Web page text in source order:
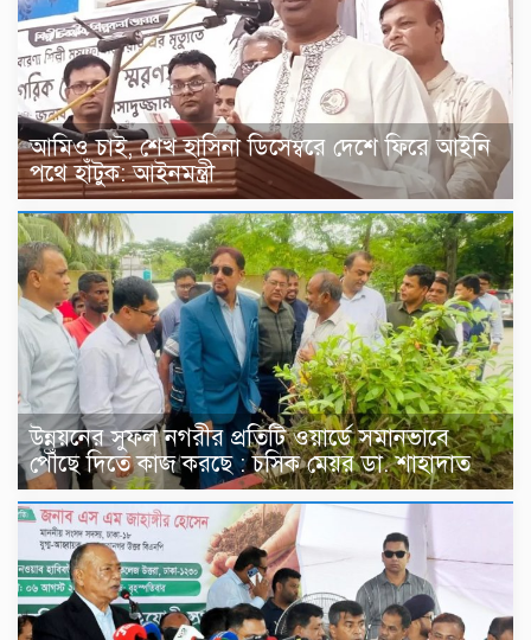
আমিও চাই, শেখ হাসিনা ডিসেম্বরে দেশে ফিরে আইনি
পথে হাঁটুক: আইনমন্ত্রী
উন্নয়নের সুফল নগরীর প্রতিটি ওয়ার্ডে সমানভাবে
পৌঁছে দিতে কাজ করছে : চসিক মেয়র ডা. শাহাদাত